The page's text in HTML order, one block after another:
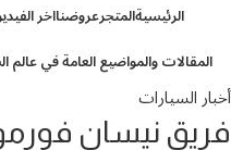
الرئيسيةالمتجرعروضنااخر
المقالات والمواضيع العامة في عالم
أخبار السيارات
فريق نيسان